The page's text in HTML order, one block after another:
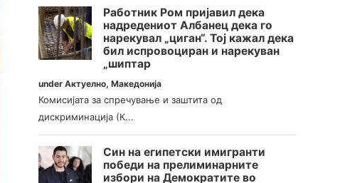
Работник Ром пријавил дека
надредениот Албанец дека го
нарекувал „циган“. Тој кажал дека
бил испровоциран и нарекуван
„шиптар
underАктуелно,Македонија
Комисијата за спречување и заштита од
дискриминација (К...
Син на египетски имигранти
победи на прелиминарните
избори на Демократите во